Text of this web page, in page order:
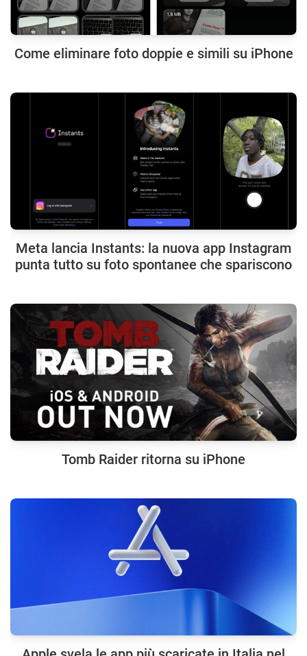
Come eliminare foto doppie e simili su iPhone
Meta lancia Instants: la nuova app Instagram
punta tutto su foto spontanee che spariscono
Tomb Raider ritorna su iPhone